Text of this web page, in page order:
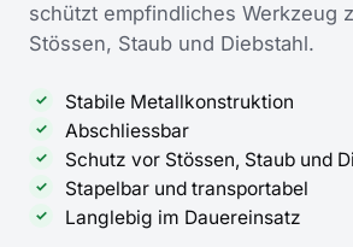
schützt empfindliches Werkzeug
Stössen, Staub und Diebstahl.
Stabile Metallkonstruktion
Abschliessbar
Schutz vor Stössen, Staub und
Stapelbar und transportabel
Langlebig im Dauereinsatz